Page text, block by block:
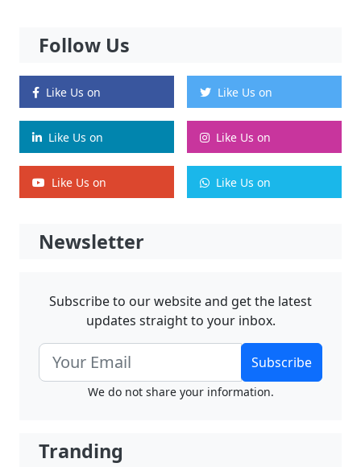
Follow Us
Like Us on Like Us on
Like Us on Like Us on
Like Us on Like Us on
Newsletter
Subscribe to our website and get the latest
updates straight to your inbox.
Subscribe
We do not share your information.
Tranding